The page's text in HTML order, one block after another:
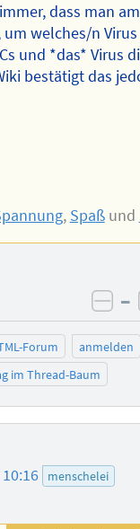
dass man am
welches/n Virus
und *das* Virus
bestätigt das
, Spaßund
–
Forum
anmelden
im Thread-Baum
menschelei